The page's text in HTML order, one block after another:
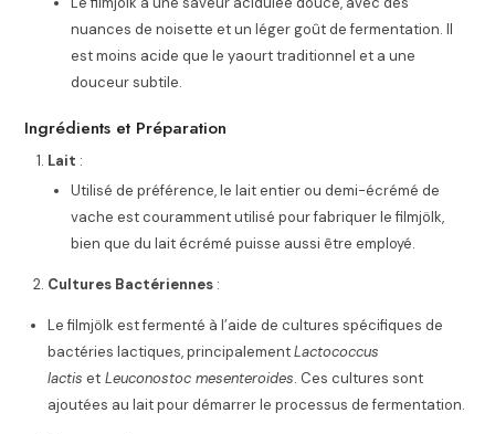
nuances de noisette et un léger goût de fermentation. Il
est moins acide que le yaourt traditionnel et a une
douceur subtile.
Ingrédients et Préparation
Lait :
Utilisé de préférence, le lait entier ou demi-écrémé de
vache est couramment utilisé pour fabriquer le filmjölk,
bien que du lait écrémé puisse aussi être employé.
Cultures Bactériennes :
Le filmjölk est fermenté à l’aide de cultures spécifiques de
bactéries lactiques, principalementLactococcus
lactis et Leuconostoc mesenteroides. Ces cultures sont
ajoutées au lait pour démarrer le processus de fermentation.